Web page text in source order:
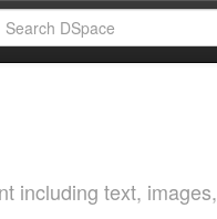
including text, images,